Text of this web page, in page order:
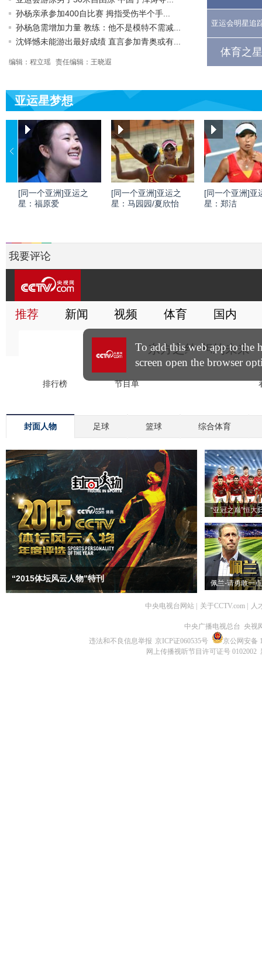
孙杨亲承参加400自比赛 拇指受伤半个手...
孙杨急需增加力量 教练：他不是模特不需减...
沈铎憾未能游出最好成绩 直言参加青奥或有...
编辑：程立瑶 责任编辑：王晓遐
亚运会明星追
体育之
亚运星梦想
[同一个亚洲]亚运之
星：福原爱
[同一个亚洲]亚运之
星：马园园/夏欣怡
[同一个亚洲]亚
星：郑洁
我要评论
封面人物 足球 篮球 综合体育
“2015体坛风云人物”特刊
“亚冠之巅”恒大
佩兰-请勇敢一点
中央电视台网站 关于CCTV.com 人
中央广播电视总台 央视
违法和不良信息举报 京ICP证060535号
京公网安备
网上传播视听节目许可证号 0102002